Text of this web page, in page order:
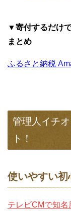
▼寄付するだけ
まとめ
ふるさと納税
管理人イチ
ト！
使いやすい初
テレビCMで知